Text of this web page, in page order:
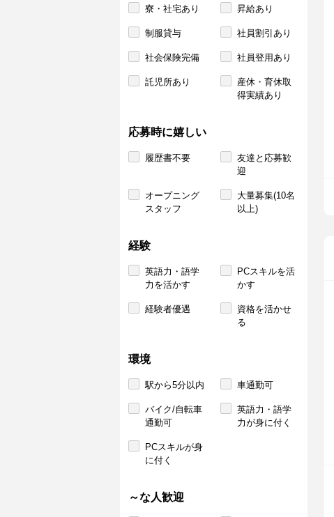
寮・社宅あり 昇給あり
制服貸与 社員割引あり
社会保険完備 社員登用あり
託児所あり
産休・育休取
得実績あり
応募時に嬉しい
履歴書不要
友達と応募歓
迎
オープニング
スタッフ
大量募集(10名
以上)
経験
英語力・語学
力を活かす
PCスキルを活
かす
経験者優遇
資格を活かせ
る
環境
駅から5分以内 車通勤可
バイク/自転車
通勤可
英語力・語学
力が身に付く
PCスキルが身
に付く
～な人歓迎